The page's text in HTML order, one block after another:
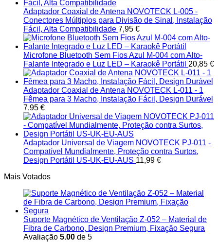
Adaptador Coaxial de Antena NOVOTECK L-005 -
Conectores Múltiplos para Divisão de Sinal, Instalação
Fácil, Alta Compatibilidade 7,95 €
Microfone Bluetooth Sem Fios Azul M-004 com Alto-
Falante Integrado e Luz LED – Karaokê Portátil 20,85 €
Adaptador Coaxial de Antena NOVOTECK L-011 - 1
Fêmea para 3 Macho, Instalação Fácil, Design Durável
7,95 €
Adaptador Universal de Viagem NOVOTECK PJ-011 -
Compatível Mundialmente, Proteção contra Surtos,
Design Portátil US-UK-EU-AUS 11,99 €
Mais Votados
Suporte Magnético de Ventilação Z-052 – Material de
Fibra de Carbono, Design Premium, Fixação Segura
Avaliação 5.00 de 5